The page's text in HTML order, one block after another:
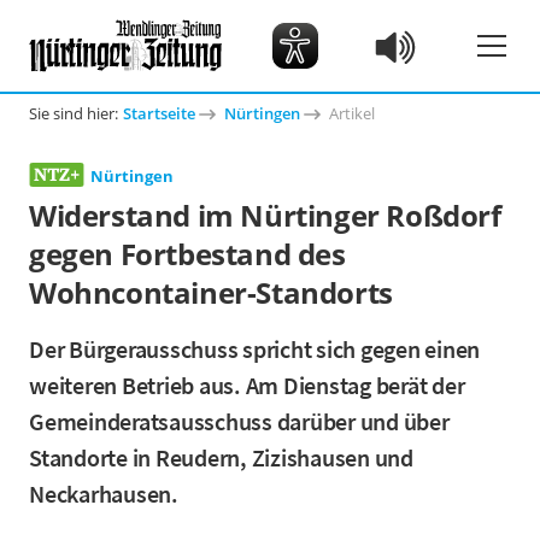
Sie sind hier: Startseite Nürtingen Artikel
Nürtingen
Widerstand im Nürtinger Roßdorf
gegen Fortbestand des
Wohncontainer-Standorts
Der Bürgerausschuss spricht sich gegen einen
weiteren Betrieb aus. Am Dienstag berät der
Gemeinderatsausschuss darüber und über
Standorte in Reudern, Zizishausen und
Neckarhausen.